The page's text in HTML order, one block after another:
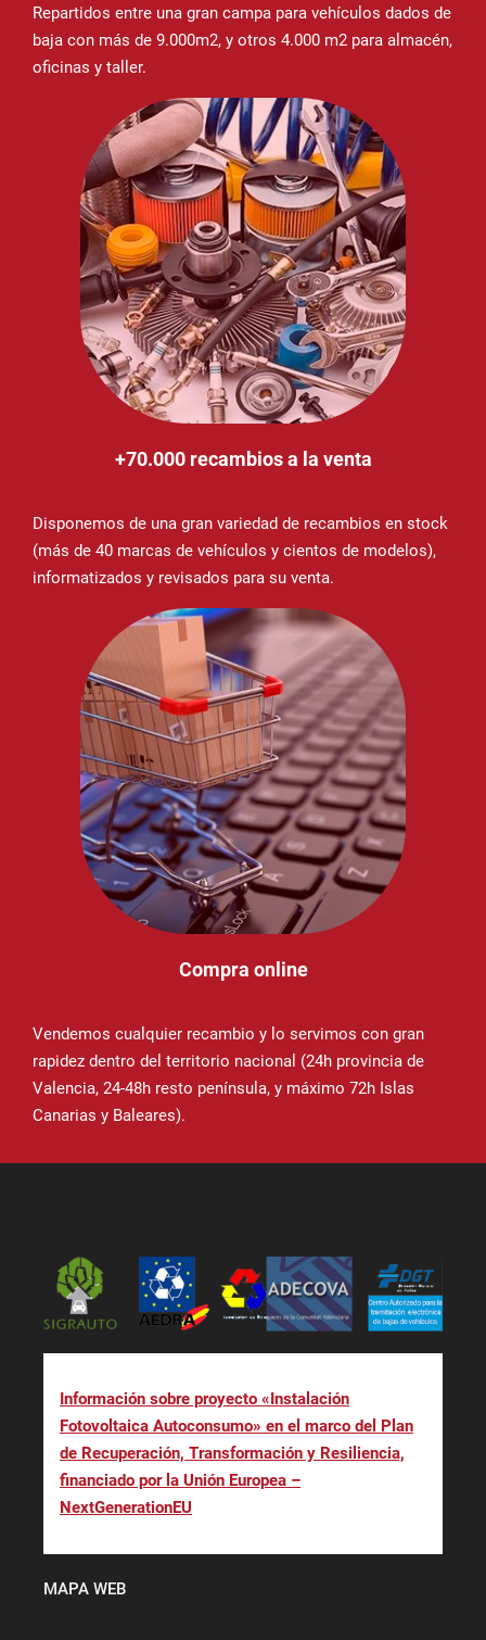
Repartidos entre una gran campa para vehículos dados de
baja con más de 9.000m2, y otros 4.000 m2 para almacén,
oficinas y taller.
+70.000 recambios a la venta
Disponemos de una gran variedad de recambios en stock
(más de 40 marcas de vehículos y cientos de modelos),
informatizados y revisados para su venta.
Compra online
Vendemos cualquier recambio y lo servimos con gran
rapidez dentro del territorio nacional (24h provincia de
Valencia, 24-48h resto península, y máximo 72h Islas
Canarias y Baleares).
Información sobre proyecto «Instalación
Fotovoltaica Autoconsumo» en el marco del Plan
de Recuperación, Transformación y Resiliencia,
financiado por la Unión Europea –
NextGenerationEU
MAPA WEB